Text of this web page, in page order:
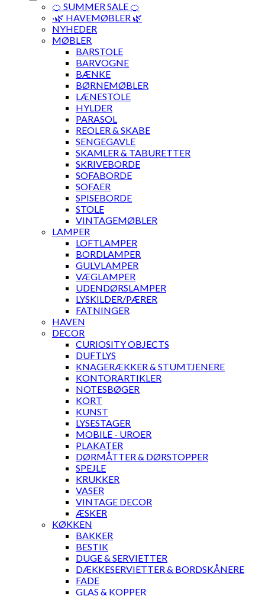
🍊 SUMMER SALE 🍊
·🌿 HAVEMØBLER 🌿
NYHEDER
MØBLER
BARSTOLE
BARVOGNE
BÆNKE
BØRNEMØBLER
LÆNESTOLE
HYLDER
PARASOL
REOLER & SKABE
SENGEGAVLE
SKAMLER & TABURETTER
SKRIVEBORDE
SOFABORDE
SOFAER
SPISEBORDE
STOLE
VINTAGEMØBLER
LAMPER
LOFTLAMPER
BORDLAMPER
GULVLAMPER
VÆGLAMPER
UDENDØRSLAMPER
LYSKILDER/PÆRER
FATNINGER
HAVEN
DECOR
CURIOSITY OBJECTS
DUFTLYS
KNAGERÆKKER & STUMTJENERE
KONTORARTIKLER
NOTESBØGER
KORT
KUNST
LYSESTAGER
MOBILE - UROER
PLAKATER
DØRMÅTTER & DØRSTOPPER
SPEJLE
KRUKKER
VASER
VINTAGE DECOR
ÆSKER
KØKKEN
BAKKER
BESTIK
DUGE & SERVIETTER
DÆKKESERVIETTER & BORDSKÅNERE
FADE
GLAS & KOPPER